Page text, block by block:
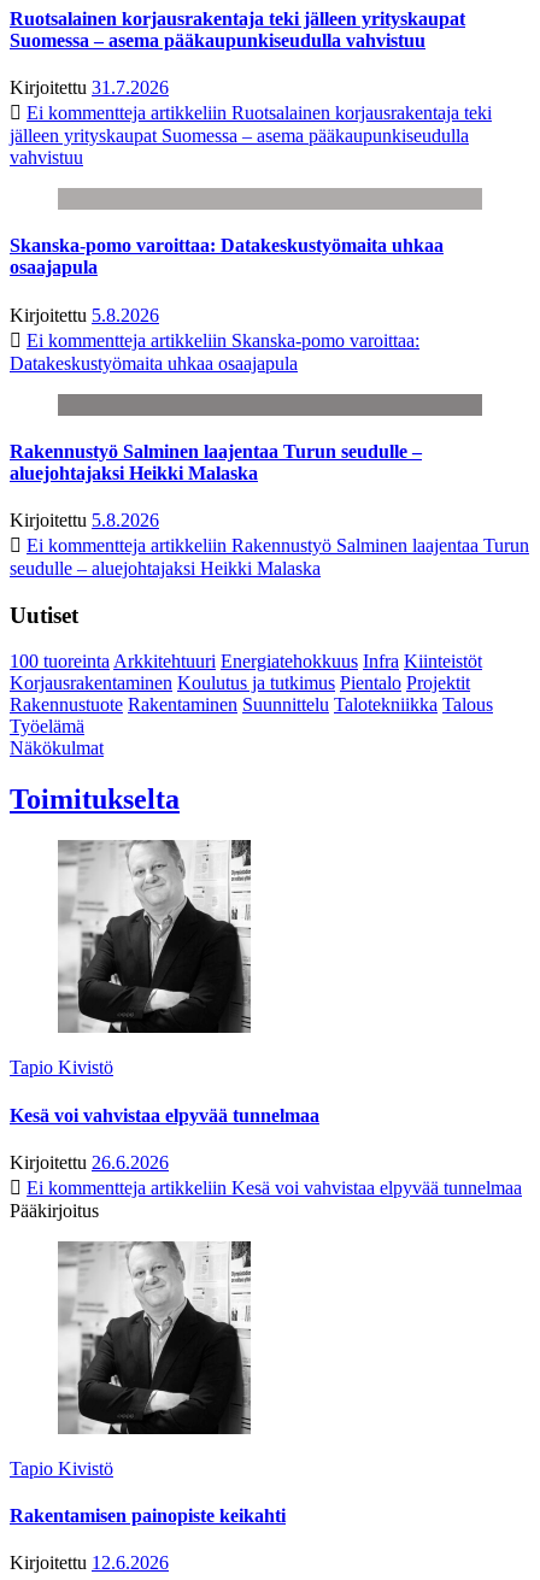
Ruotsalainen korjausrakentaja teki jälleen yrityskaupat
Suomessa – asema pääkaupunkiseudulla vahvistuu
Kirjoitettu 31.7.2026
Ei kommentteja artikkeliin Ruotsalainen korjausrakentaja teki
jälleen yrityskaupat Suomessa – asema pääkaupunkiseudulla
vahvistuu
Skanska-pomo varoittaa: Datakeskustyömaita uhkaa
osaajapula
Kirjoitettu 5.8.2026
Ei kommentteja artikkeliin Skanska-pomo varoittaa:
Datakeskustyömaita uhkaa osaajapula
Rakennustyö Salminen laajentaa Turun seudulle –
aluejohtajaksi Heikki Malaska
Kirjoitettu 5.8.2026
Ei kommentteja artikkeliin Rakennustyö Salminen laajentaa Turun
seudulle – aluejohtajaksi Heikki Malaska
Uutiset
100 tuoreintaArkkitehtuuri Energiatehokkuus Infra Kiinteistöt
Korjausrakentaminen Koulutus ja tutkimus Pientalo Projektit
Rakennustuote Rakentaminen Suunnittelu Talotekniikka Talous
Työelämä
Näkökulmat
Toimitukselta
Tapio Kivistö
Kesä voi vahvistaa elpyvää tunnelmaa
Kirjoitettu 26.6.2026
Ei kommentteja artikkeliin Kesä voi vahvistaa elpyvää tunnelmaa
Pääkirjoitus
Tapio Kivistö
Rakentamisen painopiste keikahti
Kirjoitettu 12.6.2026